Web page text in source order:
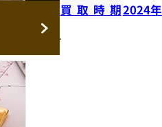
買取時期2024